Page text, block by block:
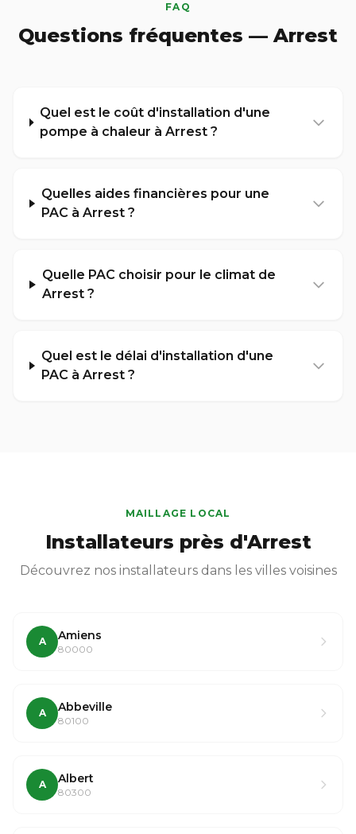
FAQ
Questions fréquentes — Arrest
Quel est le coût d'installation d'une
pompe à chaleur à Arrest ?
Quelles aides financières pour une
PAC à Arrest ?
Quelle PAC choisir pour le climat de
Arrest ?
Quel est le délai d'installation d'une
PAC à Arrest ?
MAILLAGE LOCAL
Installateurs près d'Arrest
Découvrez nos installateurs dans les villes voisines
A Amiens
80000
A Abbeville
80100
A Albert
80300